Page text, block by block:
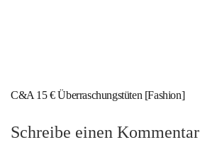
C&A 15 € Überraschungstüten [Fashion]
Schreibe einen Kommentar